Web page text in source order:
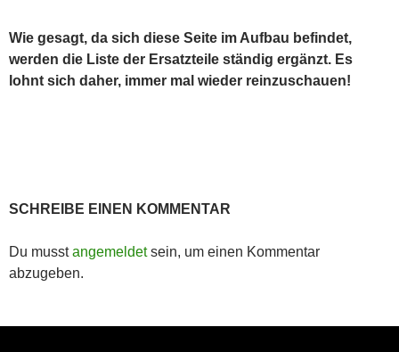
Wie gesagt, da sich diese Seite im Aufbau befindet,
werden die Liste der Ersatzteile ständig ergänzt. Es
lohnt sich daher, immer mal wieder reinzuschauen!
SCHREIBE EINEN KOMMENTAR
Du musstangemeldetsein, um einen Kommentar
abzugeben.